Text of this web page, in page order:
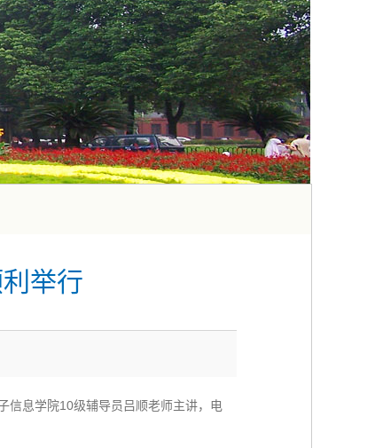
举行
信息学院10级辅导员吕顺老师主讲，电